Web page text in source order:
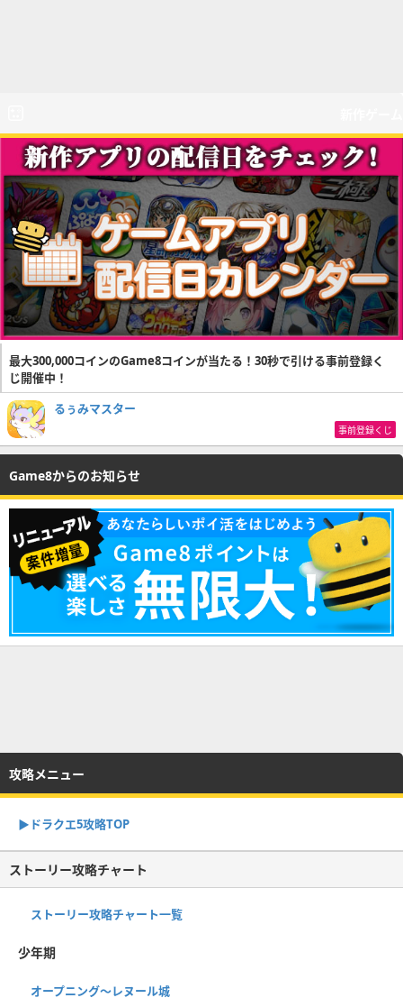
最大300,000コインのGame8コインが当たる！30秒で引ける事前登録く
じ開催中！
るぅみマスター
事前登録くじ
Game8からのお知らせ
攻略メニュー
▶︎ドラクエ5攻略TOP
ストーリー攻略チャート
ストーリー攻略チャート一覧
少年期
オープニング～レヌール城